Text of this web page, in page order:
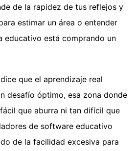
de la rapidez de tus reflejos y
estimar un área o entender
educativo está comprando un
que el aprendizaje real
desafío óptimo, esa zona donde
que aburra ni tan difícil que
de software educativo
de la facilidad excesiva para